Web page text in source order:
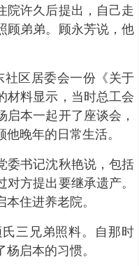
院许久后提出，自己走
顾弟弟。顾永芳说，他
社区居委会一份《关于
材料显示，当时总工会
本一起开了座谈会，
晚年的日常生活。
委书记沈秋艳说，包括
方提出要继承遗产。
住进养老院。
三兄弟照料。自那时
启本的习惯。